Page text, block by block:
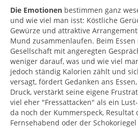
Die Emotionen bestimmen ganz
und wie viel man isst: Köstliche
Gewürze und attraktive
Mund zusammenlaufen. Beim
Gesellschaft mit angeregten
weniger darauf, was und wie viel
jedoch ständig Kalorien zählt und
versagt, fördert Gedanken ans
Druck, verstärkt seine eigene
viel eher "Fressattacken" als ein
da noch der Kummerspeck, Resultat
Fernsehabend oder der